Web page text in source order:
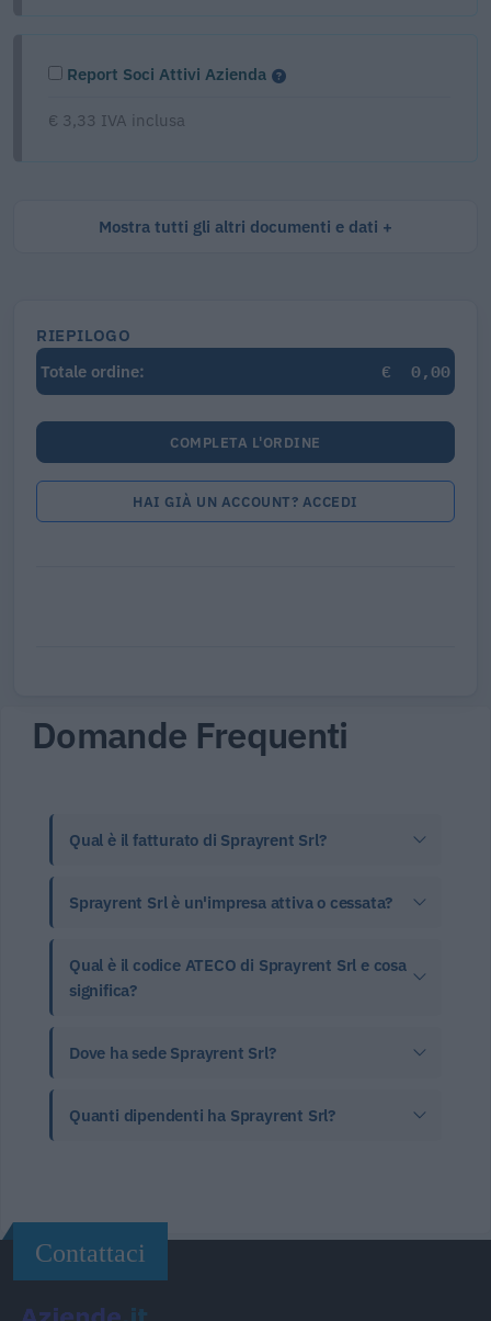
Report Soci Attivi Azienda
€ 3,33 IVA inclusa
Mostra tutti gli altri documenti e dati
RIEPILOGO
Totale ordine:
€ 0,00
COMPLETA L'ORDINE
HAI GIÀ UN ACCOUNT? ACCEDI
Domande Frequenti
Qual è il fatturato di Sprayrent Srl?
Sprayrent Srl è un'impresa attiva o cessata?
Qual è il codice ATECO di Sprayrent Srl e cosa
significa?
Dove ha sede Sprayrent Srl?
Quanti dipendenti ha Sprayrent Srl?
Contattaci